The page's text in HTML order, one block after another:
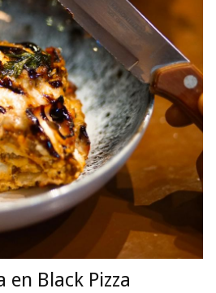
Black Pizza